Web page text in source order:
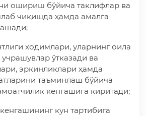
ошириш бўйича таклифлар ва
чиқишда ҳамда амалга
ходимлари, уларнинг оила
ўтказади ва
эркинликлари ҳамда
таъминлаш бўйича
кенгашига киритади;
кун тартибига